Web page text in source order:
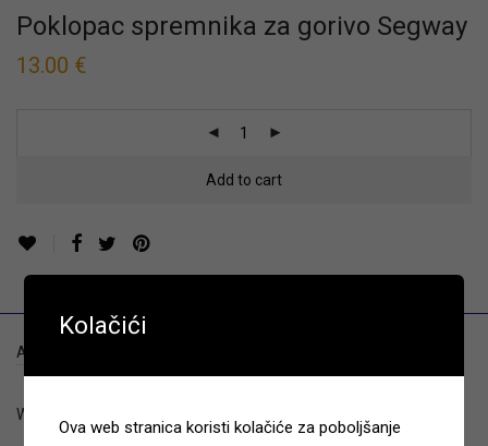
Poklopac spremnika za gorivo Segway
13.00 €
Add to cart
Additional information
Weight
Kolačići
Ova web stranica koristi kolačiće za poboljšanje